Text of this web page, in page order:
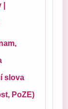
slova
PoZE)